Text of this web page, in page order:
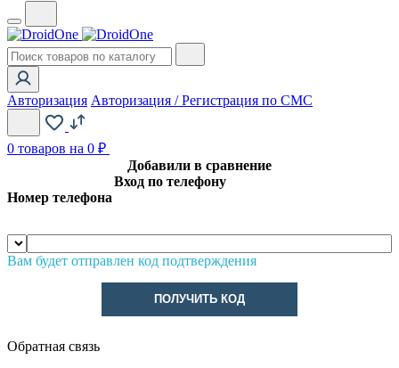
Авторизация Авторизация / Регистрация по СМС
0 товаров на 0 ₽
Добавили в сравнение
Вход по телефону
Номер телефона
Вам будет отправлен код подтверждения
ПОЛУЧИТЬ КОД
Обратная связь